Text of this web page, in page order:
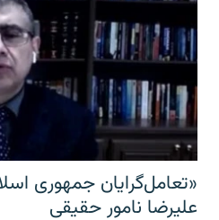
«تعامل‌گرایان جمهوری
علیرضا نامور حقیقی